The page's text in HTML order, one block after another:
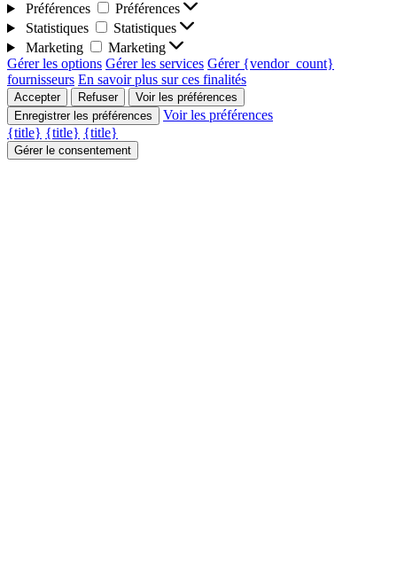
Préférences
Préférences
Statistiques
Statistiques
Marketing
Marketing
Gérer les options Gérer les services Gérer {vendor_count}
fournisseurs En savoir plus sur ces finalités
Accepter Refuser
Voir les préférences
Enregistrer les préférences
Voir les préférences
{title} {title} {title}
Gérer le consentement